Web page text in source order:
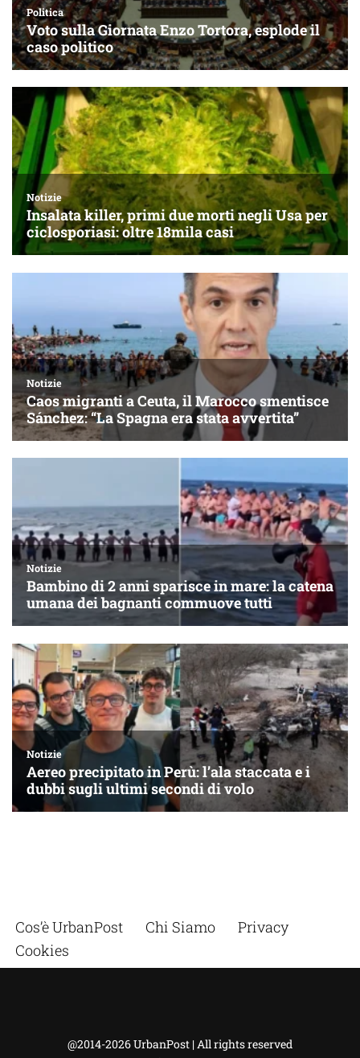
Cos’è UrbanPost Chi Siamo
Privacy
Cookies
@2014-2026 UrbanPost | All rights reserved